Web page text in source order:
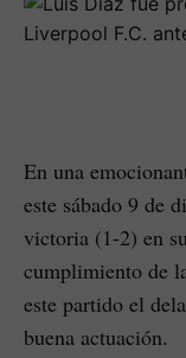
En una
este sábado 9 de
victoria (1-2) en
cumplimiento de
este partido el
buena actuación.